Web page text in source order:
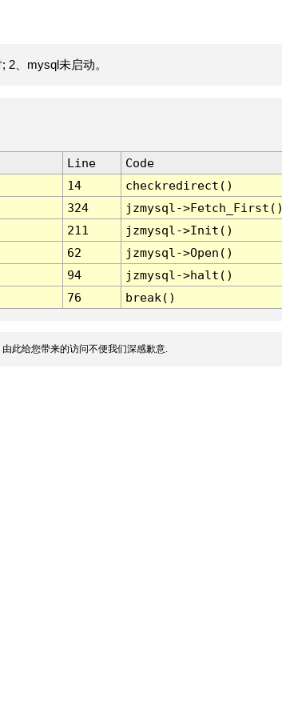
2、mysql未启动。
Line
Code
14
checkredirect()
324
jzmysql-
211
jzmysql->Init()
62
jzmysql->Open()
94
jzmysql->halt()
76 break()
此给您带来的访问不便我们深感歉意.